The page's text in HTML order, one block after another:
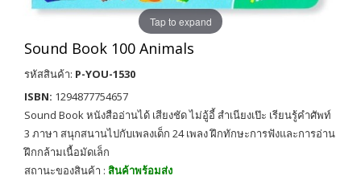
Tap to expand
Sound Book 100 Animals
รหัสสินค้า: P-YOU-1530
ISBN: 1294877754657
Sound Book หนังสืออ่านได้ เสียงชัด ไม่อู้อี้ สำเนียงเป๊ะ เรียนรู้คำศัพท์
3 ภาษา สนุกสนานไปกับเพลงเด็ก 24 เพลง ฝึกทักษะการฟังและการอ่าน
ฝึกกล้ามเนื้อมัดเล็ก
สถานะของสินค้า : สินค้าพร้อมส่ง